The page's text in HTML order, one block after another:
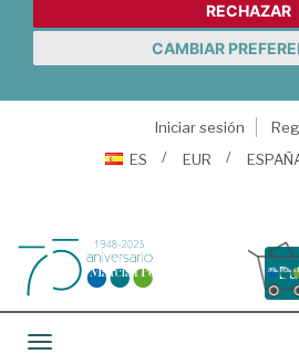
RECHAZAR
CAMBIAR
Iniciar sesión
ES
EUR
Toggle navigation